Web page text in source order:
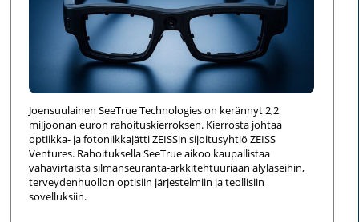
Joensuulainen SeeTrue Technologies on kerännyt 2,2
miljoonan euron rahoituskierroksen. Kierrosta johtaa
optiikka- ja fotoniikkajätti ZEISSin sijoitusyhtiö ZEISS
Ventures. Rahoituksella SeeTrue aikoo kaupallistaa
vähävirtaista silmänseuranta-arkkitehtuuriaan älylaseihin,
terveydenhuollon optisiin järjestelmiin ja teollisiin
sovelluksiin.